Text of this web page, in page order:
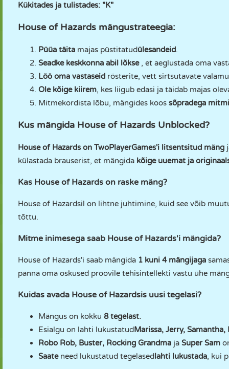
Kükitades ja tulistades: "K"
House of Hazards mängustrateegia:
Püüa täita majas püstitatudülesandeid.
Seadke keskkonna abil lõkse , et aeglustada oma
Löö oma vastaseid rösterite, vett sirtsutavate
Ole kõige kiirem, kes liigub edasi ja täidab majas
Mitmekordista lõbu, mängides koos sõpradega
Kus mängida House of Hazards Unblocked?
House of Hazards on TwoPlayerGames'i litsentsitud mäng
külastada brauserist, et mängida kõige uuemat ja
Kas House of Hazards on raske mäng?
House of Hazardsil on lihtne juhtimine, kuid see võib
tõttu.
Mitme inimesega saab House of Hazards'i mängida?
House of Hazards'i saab mängida 1 kuni 4 mängijaga
panna oma oskused proovile tehisintellekti vastu ühe
Kuidas avada House of Hazardsis uusi tegelasi?
Mängus on kokku 8 tegelast.
Esialgu on lahti lukustatudMarissa, Jerry, Samantha,
Robo Rob, Buster, Rocking Grandma ja Super Sam
Saateneed lukustatud tegelasedlahti lukustada, kui